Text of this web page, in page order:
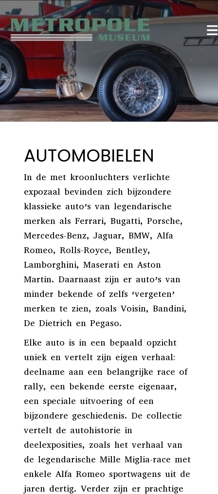
AUTOMOBIELEN
In de met kroonluchters verlichte
expozaal bevinden zich bijzondere
klassieke auto’s van legendarische
merken als Ferrari, Bugatti, Porsche,
Mercedes-Benz, Jaguar, BMW, Alfa
Romeo, Rolls-Royce, Bentley,
Lamborghini, Maseratien Aston
Martin. Daarnaast zijn er auto’s van
minder bekende of zelfs ‘vergeten’
merken te zien, zoals Voisin, Bandini,
De Dietrich en Pegaso.
Elke auto is in een bepaald opzicht
uniek en vertelt zijn eigen verhaal:
deelname aan een belangrijke race of
rally, een bekende eerste eigenaar,
een speciale uitvoering of een
bijzondere geschiedenis. De collectie
vertelt de autohistorie in
deelexposities, zoals het verhaal van
de legendarische Mille Miglia-race met
enkele Alfa Romeo sportwagens uit de
jaren dertig. Verder zijn er prachtige